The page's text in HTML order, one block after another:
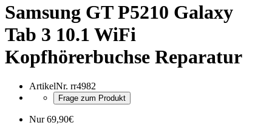
Samsung GT P5210 Galaxy
Tab 3 10.1 WiFi
Kopfhörerbuchse Reparatur
ArtikelNr. rr4982
Frage zum Produkt
Nur69,90€